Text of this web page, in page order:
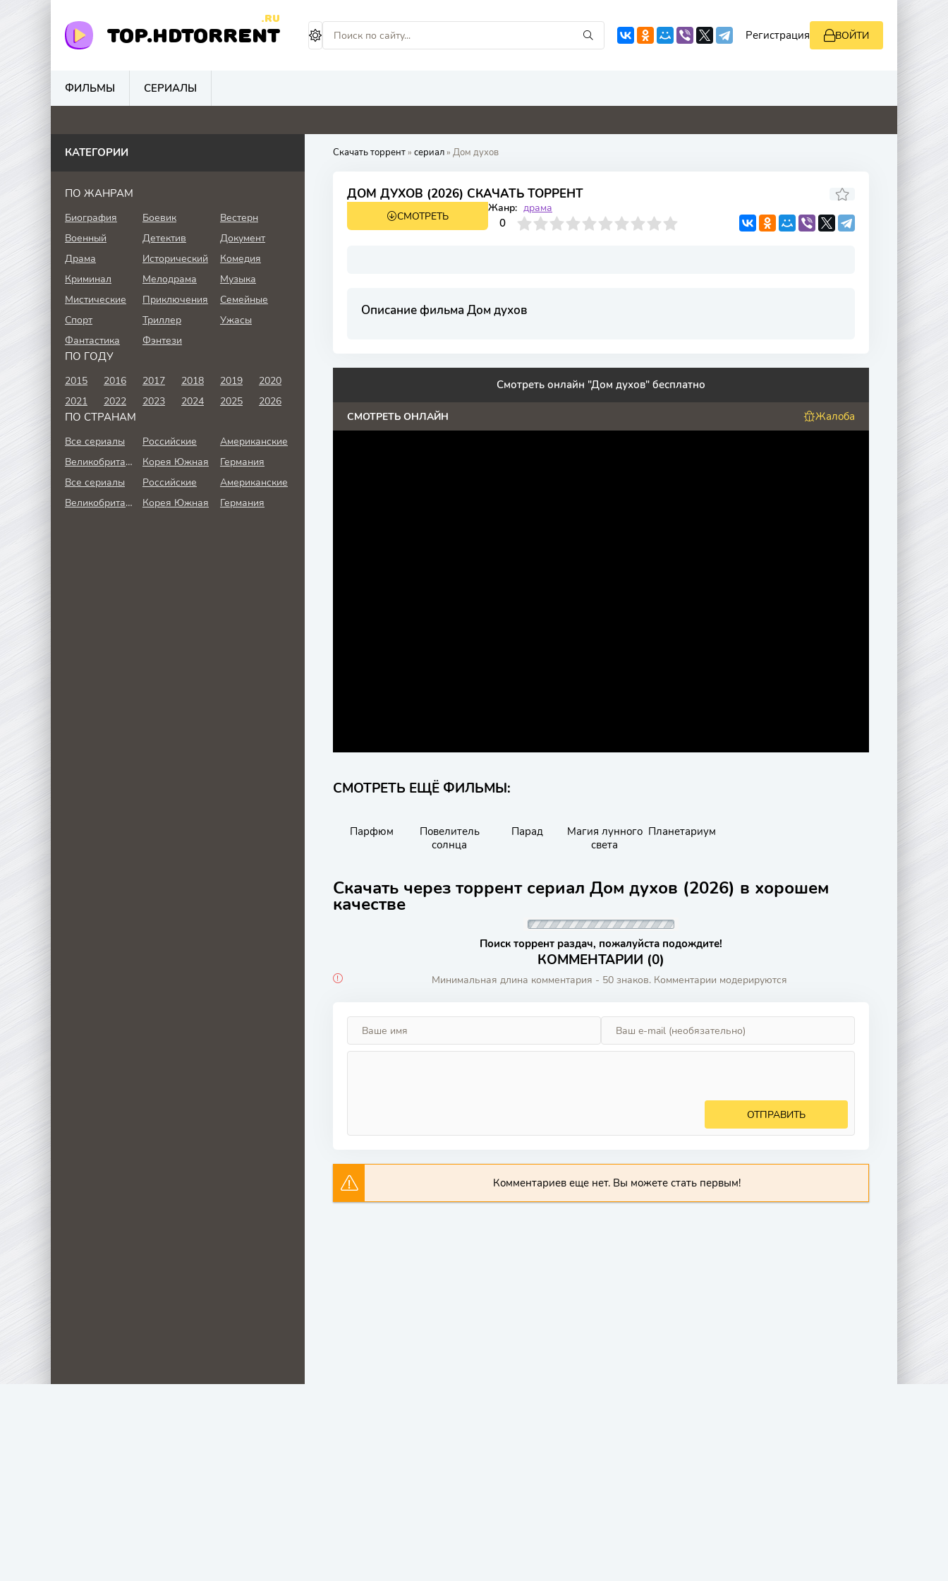
TOP.HDTORRENT
.RU
Регистрация ВОЙТИ
ФИЛЬМЫ СЕРИАЛЫ
0 0 0 0 0 0 0 0 0 0 3.4
Скачать торрент» сериал» Дом духов
ДОМ ДУХОВ (2026) СКАЧАТЬ ТОРРЕНТ
1 сезон 8 серияСМОТРЕТЬ
Жанр: драма
0
1 4 6 7 8 9 10
Описание фильма Дом духов
Смотреть онлайн "Дом духов" бесплатно
СМОТРЕТЬ ОНЛАЙН Жалоба
СМОТРЕТЬ ЕЩЁ ФИЛЬМЫ:
Парфюм
Повелитель
солнца
Парад
Магия лунного
света
Планетариум
Скачать через торрент сериал Дом духов (2026) в хорошем
качестве
Поиск торрент раздач, пожалуйста подождите!
КОММЕНТАРИИ (0)
Минимальная длина комментария - 50 знаков. Комментарии модерируются
ОТПРАВИТЬ
Комментариев еще нет. Вы можете стать первым!
КАТЕГОРИИ
ПО ЖАНРАМ
Биография Боевик
Вестерн
Военный
Детектив
Документ
Драма
Исторический
Комедия
Криминал
Мелодрама
Музыка
Мистические
Приключения
Семейные
Спорт
Триллер
Ужасы
Фантастика
Фэнтези
ПО ГОДУ
2015 2016 2017 2018 2019
2020
2021
2022 2023 2024 2025 2026
ПО СТРАНАМ
Все сериалы Российские
Американские
Великобритания
Корея Южная
Германия
Все сериалы
Российские
Американские
Великобритания
Корея Южная Германия